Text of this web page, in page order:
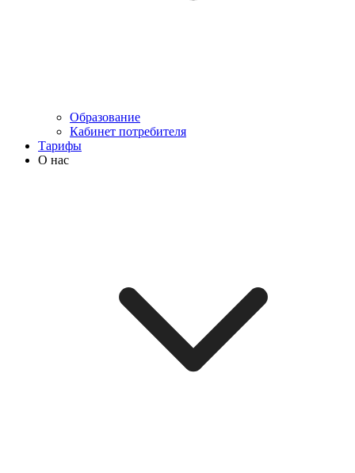
Образование
Кабинет потребителя
Тарифы
О нас